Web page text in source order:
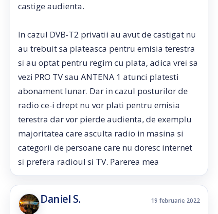
castige audienta.
In cazul DVB-T2 privatii au avut de castigat nu
au trebuit sa plateasca pentru emisia terestra
si au optat pentru regim cu plata, adica vrei sa
vezi PRO TV sau ANTENA 1 atunci platesti
abonament lunar. Dar in cazul posturilor de
radio ce-i drept nu vor plati pentru emisia
terestra dar vor pierde audienta, de exemplu
majoritatea care asculta radio in masina si
categorii de persoane care nu doresc internet
si prefera radioul si TV. Parerea mea
Daniel S. 19 februarie 2022